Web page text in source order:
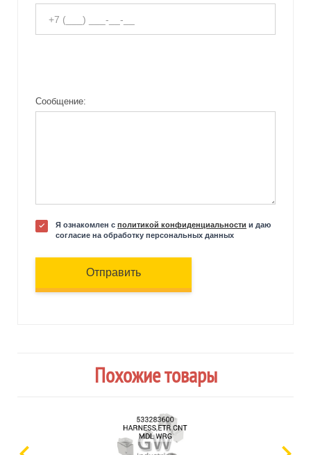
Сообщение:
Я ознакомлен с политикой конфиденциальности и даю
согласие на обработку персональных данных
Отправить
Похожие товары